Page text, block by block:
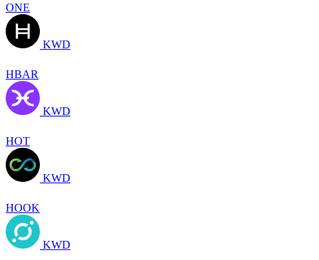
ONE
KWD
HBAR
KWD
HOT
KWD
HOOK
KWD